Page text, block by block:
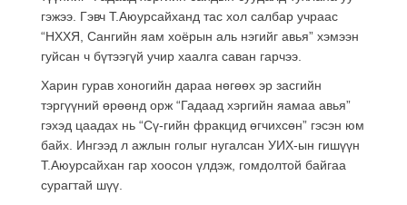
гэжээ. Гэвч Т.Аюурсайханд тас хол салбар учраас
“НХХЯ, Сангийн яам хоёрын аль нэгийг авья” хэмээн
гуйсан ч бүтээгүй учир хаалга саван гарчээ.
Харин гурав хоногийн дараа нөгөөх эр засгийн
тэргүүний өрөөнд орж “Гадаад хэргийн яамаа авья”
гэхэд цаадах нь “Сү-гийн фракцид өгчихсөн” гэсэн юм
байх. Ингээд л ажлын голыг нугалсан УИХ-ын гишүүн
Т.Аюурсайхан гар хоосон үлдэж, гомдолтой байгаа
сурагтай шүү.